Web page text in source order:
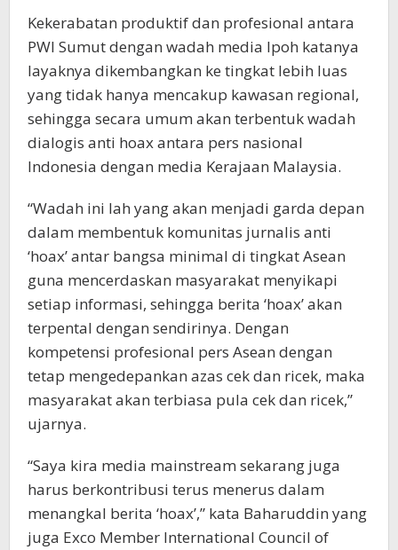
Kekerabatan produktif dan profesional antara
PWI Sumut dengan wadah media Ipoh katanya
layaknya dikembangkan ke tingkat lebih luas
yang tidak hanya mencakup kawasan regional,
sehingga secara umum akan terbentuk wadah
dialogis anti hoax antara pers nasional
Indonesia dengan media Kerajaan Malaysia.
“Wadah ini lah yang akan menjadi garda depan
dalam membentuk komunitas jurnalis anti
‘hoax’ antar bangsa minimal di tingkat Asean
guna mencerdaskan masyarakat menyikapi
setiap informasi, sehingga berita ‘hoax’ akan
terpental dengan sendirinya. Dengan
kompetensi profesional pers Asean dengan
tetap mengedepankan azas cek dan ricek, maka
masyarakat akan terbiasa pula cek dan ricek,”
ujarnya.
“Saya kira media mainstream sekarang juga
harus berkontribusi terus menerus dalam
menangkal berita ‘hoax’,” kata Baharuddin yang
juga Exco Member International Council of